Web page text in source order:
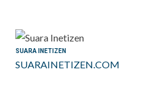
SUARA INETIZEN
SUARAINETIZEN.COM